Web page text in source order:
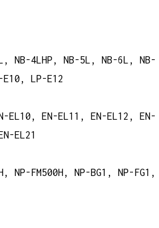
NB-4LHP, NB-5L, NB-6L, NB-
LP-E12
EL10, EN-EL11, EN-EL12, EN-
EL21
NP-FM500H, NP-BG1, NP-FG1,